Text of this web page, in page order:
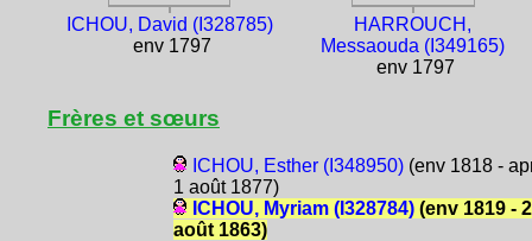
ICHOU, David (I328785)
env 1797
HARROUCH,
Messaouda (I349165)
env 1797
Frères et sœurs
ICHOU, Esther (I348950)(env 1818 -
1 août 1877)
ICHOU, Myriam (I328784)(env 1819 -
août 1863)